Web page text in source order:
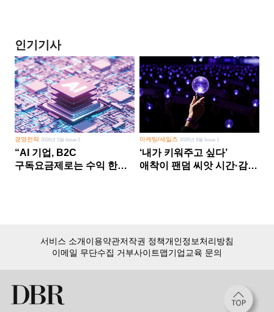
인기기사
경영전략 2026년 5월 Issue 2
“AI 기업, B2C
구독요금제로는 수익 한계
마케팅/세일즈 2026년 8월 Issue 1
‘내가 키워주고 싶다’
애착이 팬덤 씨앗 시간·감정
서비스 소개이용약관저작권 정책개인정보처리방침
이메일 무단수집 거부사이트맵기업교육 문의